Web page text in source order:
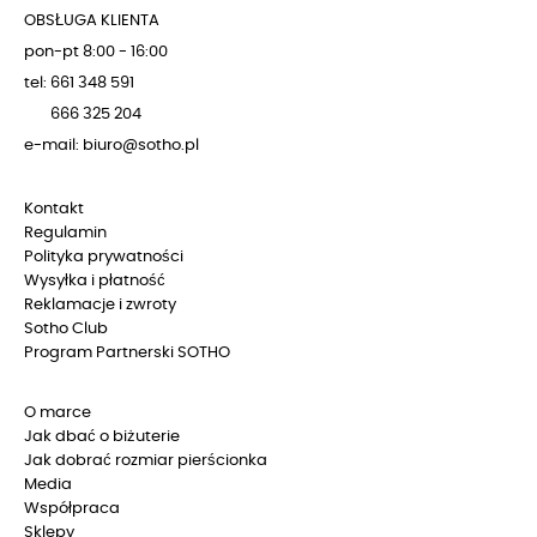
OBSŁUGA KLIENTA
pon-pt 8:00 - 16:00
tel: 661 348 591
666 325 204
e-mail: biuro@sotho.pl
Kontakt
Regulamin
Polityka prywatności
Wysyłka i płatność
Reklamacje i zwroty
Sotho Club
Program Partnerski SOTHO
O marce
Jak dbać o biżuterie
Jak dobrać rozmiar pierścionka
Media
Współpraca
Sklepy